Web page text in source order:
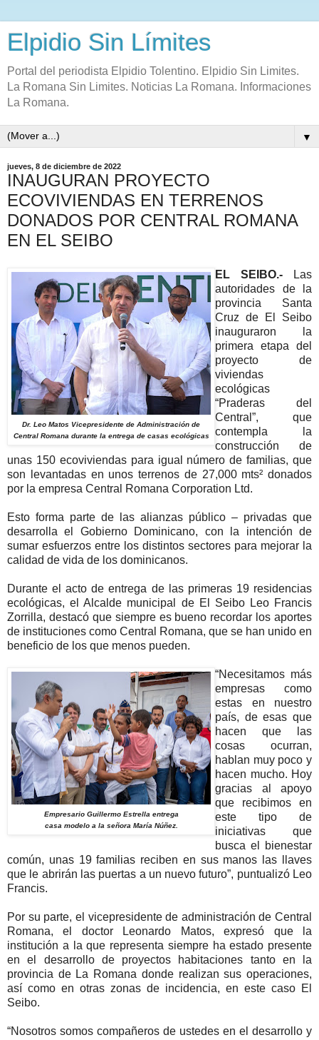
Elpidio Sin Límites
Portal del periodista Elpidio Tolentino. Elpidio Sin Limites.
La Romana Sin Limites. Noticias La Romana. Informaciones
La Romana.
▼
jueves, 8 de diciembre de 2022
INAUGURAN PROYECTO
ECOVIVIENDAS EN TERRENOS
DONADOS POR CENTRAL ROMANA
EN EL SEIBO
Dr. Leo Matos Vicepresidente de Administración de
Central Romana durante la entrega de casas ecológicas
EL SEIBO.- Las
autoridades de la
provincia Santa
Cruz de El Seibo
inauguraron la
primera etapa del
proyecto de
viviendas
ecológicas
“Praderas del
Central”, que
contempla la
construcción de
unas 150 ecoviviendas para igual número de familias, que
son levantadas en unos terrenos de 27,000 mts² donados
por la empresa Central Romana Corporation Ltd.
Esto forma parte de las alianzas público – privadas que
desarrolla el Gobierno Dominicano, con la intención de
sumar esfuerzos entre los distintos sectores para mejorar la
calidad de vida de los dominicanos.
Durante el acto de entrega de las primeras 19 residencias
ecológicas, el Alcalde municipal de El Seibo Leo Francis
Zorrilla, destacó que siempre es bueno recordar los aportes
de instituciones como Central Romana, que se han unido en
beneficio de los que menos pueden.
Empresario Guillermo Estrella entrega
casa modelo a la señora María Núñez.
“Necesitamos más
empresas como
estas en nuestro
país, de esas que
hacen que las
cosas ocurran,
hablan muy poco y
hacen mucho. Hoy
gracias al apoyo
que recibimos en
este tipo de
iniciativas que
busca el bienestar
común, unas 19 familias reciben en sus manos las llaves
que le abrirán las puertas a un nuevo futuro”, puntualizó Leo
Francis.
Por su parte, el vicepresidente de administración de Central
Romana, el doctor Leonardo Matos, expresó que la
institución a la que representa siempre ha estado presente
en el desarrollo de proyectos habitaciones tanto en la
provincia de La Romana donde realizan sus operaciones,
así como en otras zonas de incidencia, en este caso El
Seibo.
“Nosotros somos compañeros de ustedes en el desarrollo y